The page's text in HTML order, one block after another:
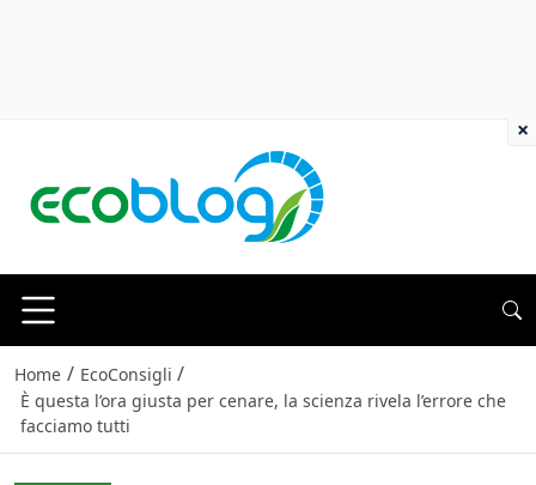
Home / EcoConsigli /
È questa l’ora giusta per cenare, la scienza rivela l’errore che
facciamo tutti
×